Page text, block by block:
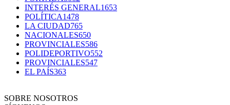
INTERÉS GENERAL1653
POLÍTICA1478
LA CIUDAD765
NACIONALES650
PROVINCIALES586
POLIDEPORTIVO552
PROVINCIALES547
EL PAÍS363
SOBRE NOSOTROS